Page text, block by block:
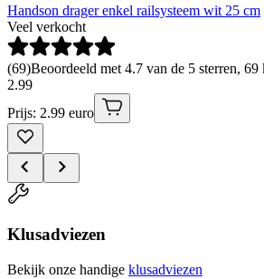
Handson drager enkel railsysteem wit 25 cm
Veel verkocht
(69)Beoordeeld met 4.7 van de 5 sterren,
2.99
Prijs: 2.99 euro
Klusadviezen
Bekijk onze handige klusadviezen